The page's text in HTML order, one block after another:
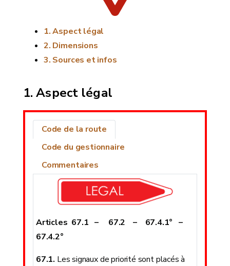
Aspect légal
Dimensions
Sources et infos
Aspect légal
Code de la route
Code du gestionnaire
Commentaires
Articles 67.1 – 67.2 – 67.4.1° –
67.4.2°
67.1. Les signaux de priorité sont placés à